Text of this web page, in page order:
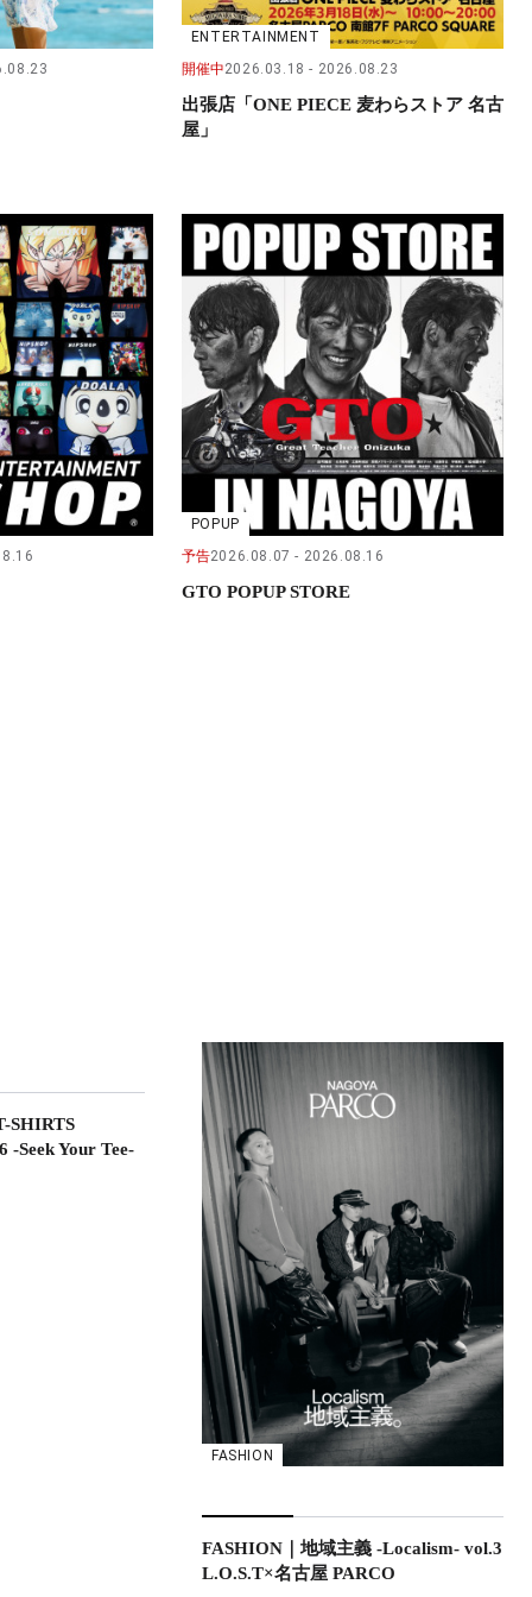
ENTERTAINMENT
開催中2026.03.18 2026.08.23
出張店「ONE PIECE 麦わらストア 名古
屋」
POPUP
予告2026.08.07 2026.08.16
GTO POPUP STORE
SHIRTS
Seek Your Tee-
FASHION
FASHION｜地域主義 -Localism- vol.3
L.O.S.T×名古屋 PARCO